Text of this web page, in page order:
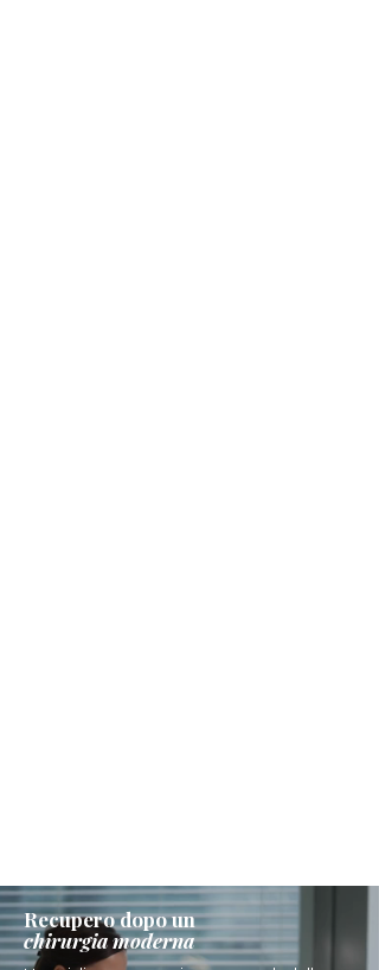
Recupero dopo un
chirurgia moderna